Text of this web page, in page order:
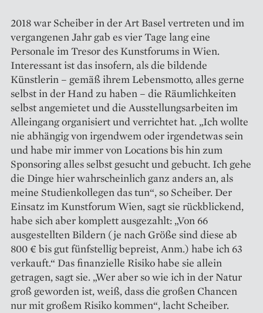
2018 war Scheiber in der Art Basel vertreten und im
vergangenen Jahr gab es vier Tage lang eine
Personale im Tresor des Kunstforums in Wien.
Interessant ist das insofern, als die bildende
Künstlerin – gemäß ihrem ­Lebensmotto, alles gerne
selbst in der Hand zu haben – die Räumlichkeiten
selbst angemietet und die Ausstellungsarbeiten im
Alleingang organisiert und verrichtet hat. „Ich wollte
nie abhängig von irgendwem oder irgendetwas sein
und habe mir immer von Locations bis hin zum
Sponsoring alles selbst gesucht und gebucht. Ich gehe
die Dinge hier wahrscheinlich ganz anders an, als
meine Studienkollegen das tun“, so Scheiber. Der
Einsatz im Kunstforum Wien, sagt sie rückblickend,
habe sich aber ­komplett ausgezahlt: „Von 66
ausgestellten Bildern (je nach Größe sind diese ab
800 € bis gut fünfstellig bepreist, Anm.) habe ich 63
verkauft.“ Das finanzielle Risiko habe sie allein
getragen, sagt sie. „Wer aber so wie ich in der Natur
groß geworden ist, weiß, dass die ­großen Chancen
nur mit großem Risiko kommen“, lacht Scheiber.